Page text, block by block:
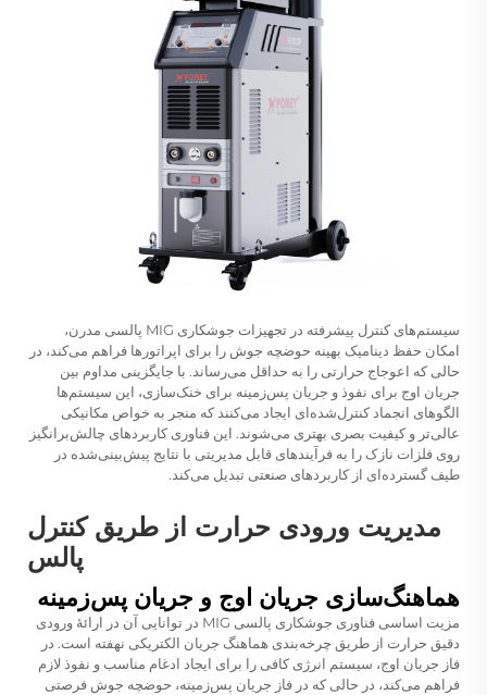
سیستم‌های کنترل پیشرفته در تجهیزات جوشکاری MIG پالسی مدرن،
امکان حفظ دینامیک بهینه حوضچه جوش را برای اپراتورها فراهم می‌کند، در
حالی که اعوجاج حرارتی را به حداقل می‌رساند. با جایگزینی مداوم بین
جریان اوج برای نفوذ و جریان پس‌زمینه برای خنک‌سازی، این سیستم‌ها
الگوهای انجماد کنترل‌شده‌ای ایجاد می‌کنند که منجر به خواص مکانیکی
عالی‌تر و کیفیت بصری بهتری می‌شوند. این فناوری کاربردهای چالش‌برانگیز
روی فلزات نازک را به فرآیندهای قابل مدیریتی با نتایج پیش‌بینی‌شده در
طیف گسترده‌ای از کاربردهای صنعتی تبدیل می‌کند.
مدیریت ورودی حرارت از طریق کنترل
پالس
هماهنگ‌سازی جریان اوج و جریان پس‌زمینه
مزیت اساسی فناوری جوشکاری پالسی MIG در توانایی آن در ارائهٔ ورودی
دقیق حرارت از طریق چرخه‌بندی هماهنگ جریان الکتریکی نهفته است. در
فاز جریان اوج، سیستم انرژی کافی را برای ایجاد ادغام مناسب و نفوذ لازم
فراهم می‌کند، در حالی که در فاز جریان پس‌زمینه، حوضچه جوش فرصتی